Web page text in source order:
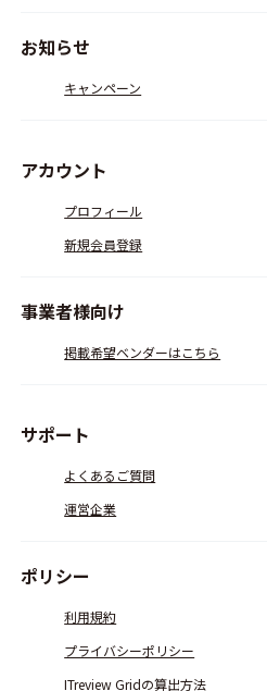
お知らせ
キャンペーン
アカウント
プロフィール
新規会員登録
事業者様向け
掲載希望ベンダーはこちら
サポート
よくあるご質問
運営企業
ポリシー
利用規約
プライバシーポリシー
ITreview Gridの算出方法